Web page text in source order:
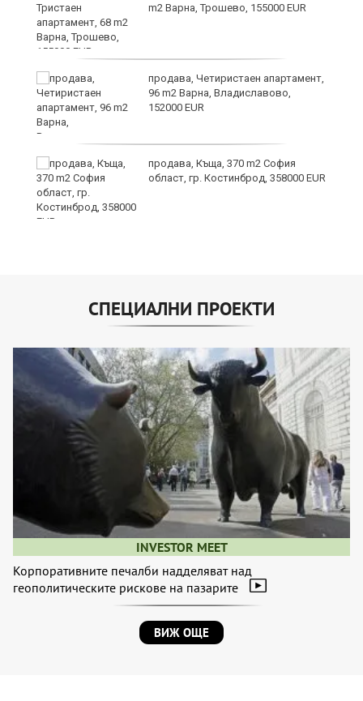
m2 Варна, Трошево, 155000 EUR
продава, Четиристаен апартамент,
96 m2 Варна, Владиславово,
152000 EUR
продава, Къща, 370 m2 София
област, гр. Костинброд, 358000 EUR
СПЕЦИАЛНИ ПРОЕКТИ
INVESTOR MEET
Корпоративните печалби надделяват над
геополитическите рискове на пазарите
ВИЖ ОЩЕ